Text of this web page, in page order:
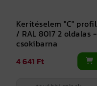
Kerítéselem "C" profil
/ RAL 8017 2 oldalas -
csokibarna
4 641 Ft